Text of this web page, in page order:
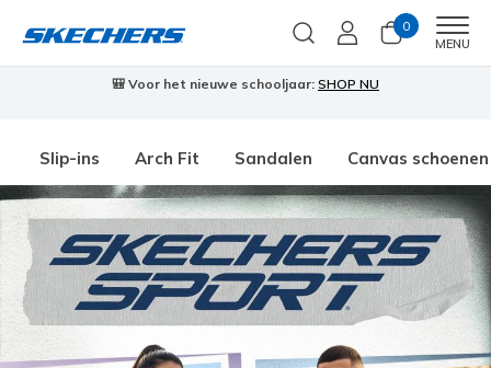
0
MENU
🎒 Voor het nieuwe schooljaar: SHOP NU
Slip-ins Arch Fit Sandalen Canvas schoenen